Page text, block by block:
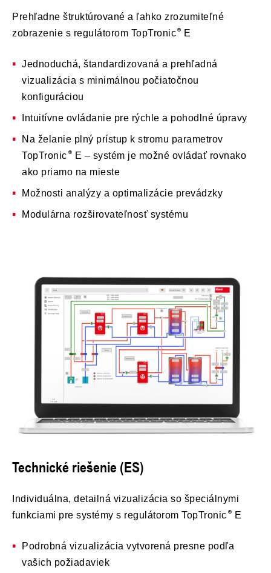
Prehľadne štruktúrované a ľahko zrozumiteľné
zobrazenie s regulátorom TopTronic
E
Jednoduchá, štandardizovaná a prehľadná
vizualizácia s minimálnou počiatočnou
konfiguráciou
Intuitívne ovládanie pre rýchle a pohodlné úpravy
Na želanie plný prístup k stromu parametrov
TopTronic
E – systém je možné ovládať rovnako
ako priamo na mieste
Možnosti analýzy a optimalizácie prevádzky
Modulárna rozširovateľnosť systému
Technické riešenie (ES)
Individuálna, detailná vizualizácia so špeciálnymi
funkciami pre systémy s regulátorom TopTronic
E
Podrobná vizualizácia vytvorená presne podľa
vašich požiadaviek